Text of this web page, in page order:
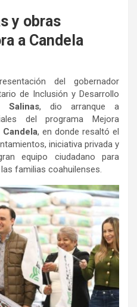
y obras
a Candela
del gobernador
de Inclusión y Desarrollo
Salinas, dio arranque a
del programa Mejora
Candela, en donde resaltó el
iniciativa privada y
equipo ciudadano para
familias coahuilenses.